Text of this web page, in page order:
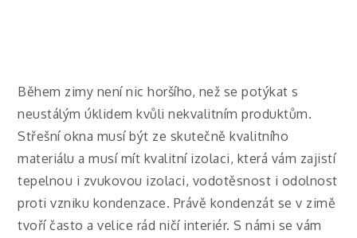
Během zimy není nic horšího, než se potýkat s
neustálým úklidem kvůli nekvalitním produktům.
Střešní okna musí být ze skutečně kvalitního
materiálu a musí mít kvalitní izolaci, která vám zajistí
tepelnou i zvukovou izolaci, vodotěsnost i odolnost
proti vzniku kondenzace. Právě kondenzát se v zimě
tvoří často a velice rád ničí interiér. S námi se vám